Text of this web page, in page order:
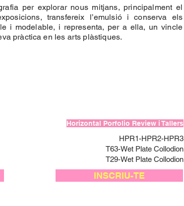
per explorar nous mitjans, principalment el
transfereix l’emulsió i conserva els
i modelable, i representa, per a ella, un vincle
pràctica en les arts plàstiques.
Horizontal Porfolio Review i Tallers
HPR1-HPR2-HPR3
T63-Wet Plate Collodion
T29-Wet Plate Collodion
INSCRIU-TE